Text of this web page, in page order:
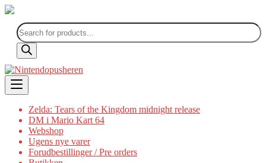
Products
search
Skip
to
content
Zelda: Tears of the Kingdom midnight release
DM i Mario Kart 64
Webshop
Ugens nye varer
Forudbestillinger / Pre orders